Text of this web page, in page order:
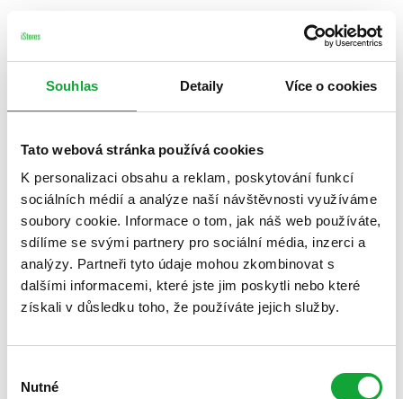
Souhlas Detaily Více o cookies
Tato webová stránka používá cookies
K personalizaci obsahu a reklam, poskytování funkcí
sociálních médií a analýze naší návštěvnosti využíváme
soubory cookie. Informace o tom, jak náš web používáte,
sdílíme se svými partnery pro sociální média, inzerci a
analýzy. Partneři tyto údaje mohou zkombinovat s
dalšími informacemi, které jste jim poskytli nebo které
získali v důsledku toho, že používáte jejich služby.
souhlasu
Nutné